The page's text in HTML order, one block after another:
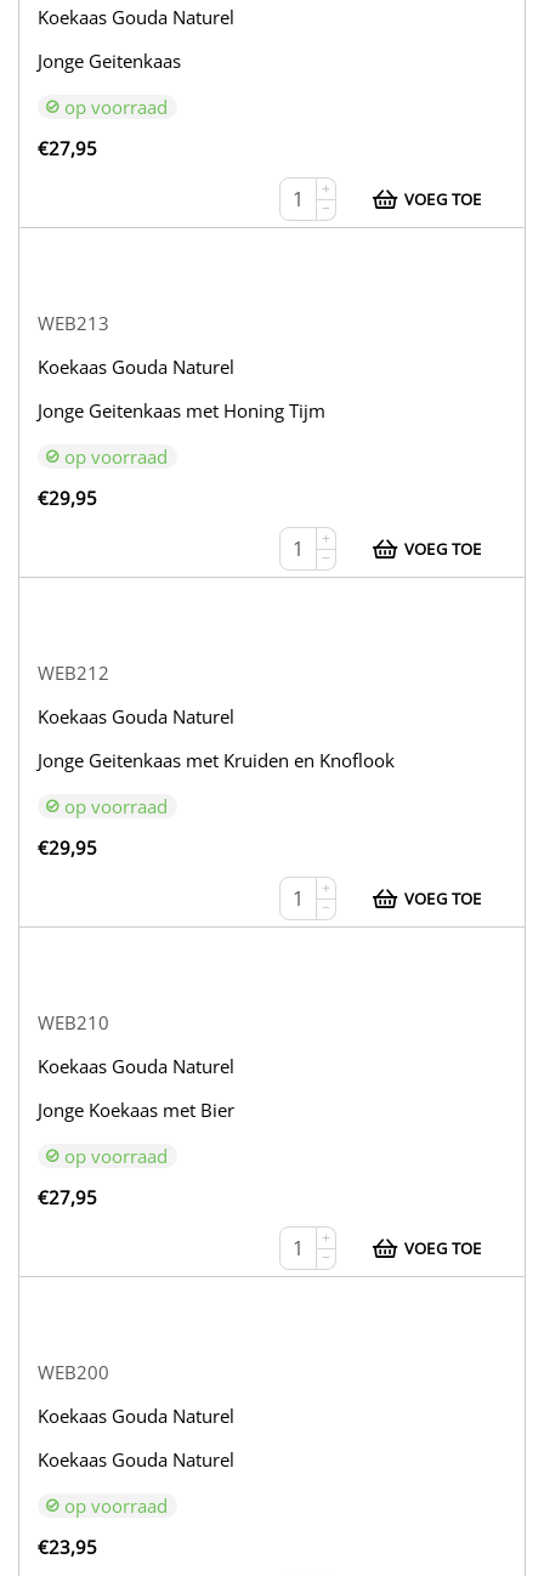
Koekaas Gouda Naturel
Jonge Geitenkaas
op voorraad
€27,95
+
−
VOEG TOE
WEB213
Koekaas Gouda Naturel
Jonge Geitenkaas met Honing Tijm
op voorraad
€29,95
+
−
VOEG TOE
WEB212
Koekaas Gouda Naturel
Jonge Geitenkaas met Kruiden en Knoflook
op voorraad
€29,95
+
−
VOEG TOE
WEB210
Koekaas Gouda Naturel
Jonge Koekaas met Bier
op voorraad
€27,95
+
−
VOEG TOE
WEB200
Koekaas Gouda Naturel
Koekaas Gouda Naturel
op voorraad
€23,95